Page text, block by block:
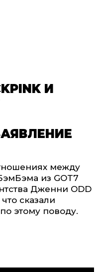
И
между
из GOT7
Дженни ODD
сказали
этому поводу.